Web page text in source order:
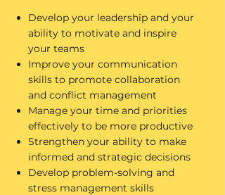
Develop your leadership and your
ability to motivate and inspire
your teams
Improve your communication
skills to promote collaboration
and conflict management
Manage your time and priorities
effectively to be more productive
Strengthen your ability to make
informed and strategic decisions
Develop problem-solving and
stress management skills